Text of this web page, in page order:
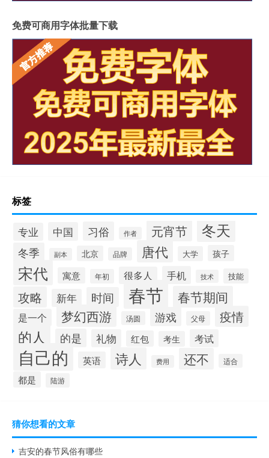
免费可商用字体批量下载
标签
专业 中国 习俗 作者 元宵节 冬天
冬季 副本 北京 品牌 唐代 大学 孩子
宋代 寓意 年初 很多人 手机 技术 技能
攻略 新年 时间 春节 春节期间
是一个 梦幻西游 汤圆 游戏 父母 疫情
的人 的是 礼物 红包 考生 考试
自己的 英语 诗人 费用 还不 适合
都是 陆游
猜你想看的文章
吉安的春节风俗有哪些